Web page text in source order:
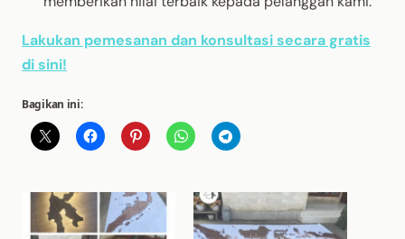
Lakukan pemesanan dan konsultasi secara gratis
di sini!
Bagikan ini: